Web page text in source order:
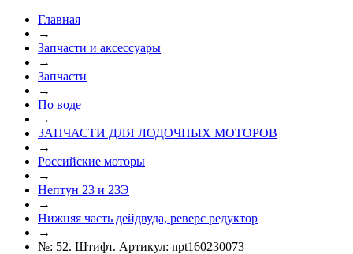
Главная
→
Запчасти и аксессуары
→
Запчасти
→
По воде
→
ЗАПЧАСТИ ДЛЯ ЛОДОЧНЫХ МОТОРОВ
→
Российские моторы
→
Нептун 23 и 23Э
→
Нижняя часть дейдвуда, реверс редуктор
→
№: 52. Штифт. Артикул: npt160230073